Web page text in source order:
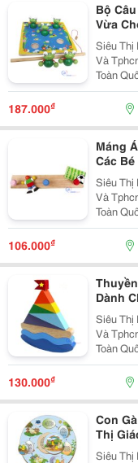
Bộ
Vừa
Siêu Thị
Và Tphcm Website: Babi Mart . Com Hotline
Toàn Quốc:
Là Giá
Hoặc
187.000₫
Máng Áo
Các
Siêu Thị
Và Tphcm Website: Babi Mart . Com Hotline
Toàn Quốc:
Là Giá
Hoặc
106.000₫
Dành
Siêu Thị
Và Tphcm Website: Babi Mart . Com Hotline
Toàn Quốc:
Là Giá
Hoặc
130.000₫
Con
Thị
Siêu Thị